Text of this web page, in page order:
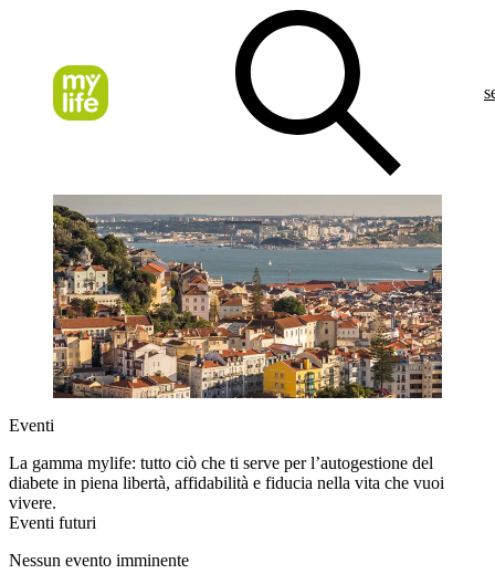
Eventi
La gamma mylife: tutto ciò che ti serve per l’autogestione del
diabete in piena libertà, affidabilità e fiducia nella vita che vuoi
vivere.
Eventi futuri
Nessun evento imminente